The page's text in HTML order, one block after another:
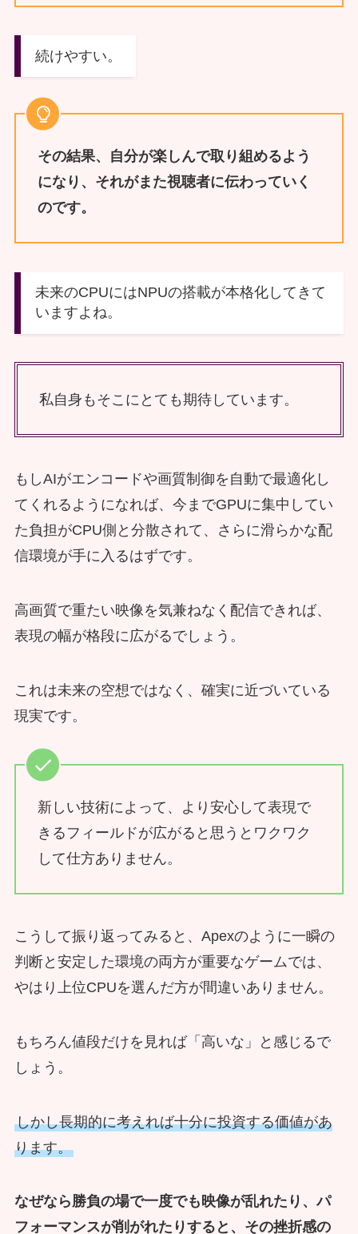
続けやすい。
その結果、自分が楽しんで取り組めるよう
になり、それがまた視聴者に伝わっていく
のです。
未来のCPUにはNPUの搭載が本格化してきて
いますよね。
私自身もそこにとても期待しています。
もしAIがエンコードや画質制御を自動で最適化し
てくれるようになれば、今までGPUに集中してい
た負担がCPU側と分散されて、さらに滑らかな配
信環境が手に入るはずです。
高画質で重たい映像を気兼ねなく配信できれば、
表現の幅が格段に広がるでしょう。
これは未来の空想ではなく、確実に近づいている
現実です。
新しい技術によって、より安心して表現で
きるフィールドが広がると思うとワクワク
して仕方ありません。
こうして振り返ってみると、Apexのように一瞬の
判断と安定した環境の両方が重要なゲームでは、
やはり上位CPUを選んだ方が間違いありません。
もちろん値段だけを見れば「高いな」と感じるで
しょう。
しかし長期的に考えれば十分に投資する価値があ
ります。
なぜなら勝負の場で一度でも映像が乱れたり、パ
フォーマンスが削がれたりすると、その挫折感の